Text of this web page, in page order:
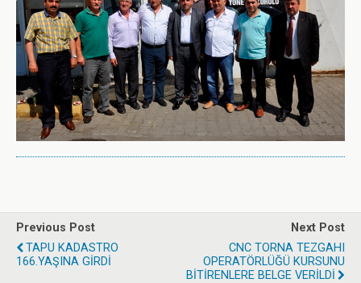
Previous Post
TAPU KADASTRO
166.YAŞINA GİRDİ
Next Post
CNC TORNA TEZGAHI
OPERATÖRLÜĞÜ KURSUNU
BİTİRENLERE BELGE VERİLDİ